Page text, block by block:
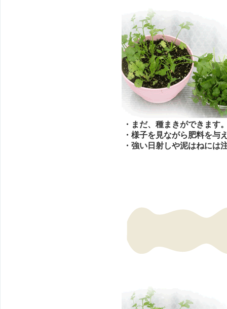
・まだ、種まきができます
・様子を見ながら肥料を与
・強い日射しや泥はねには